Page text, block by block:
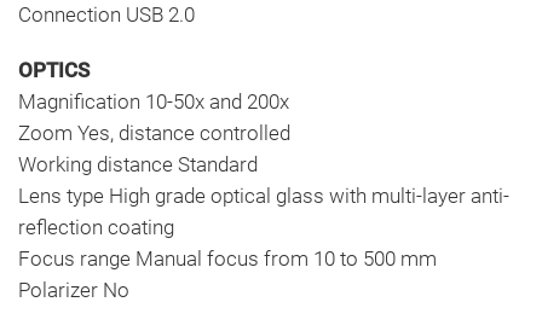
Connection USB 2.0
OPTICS
Magnification 10-50x and 200x
Zoom Yes, distance controlled
Working distance Standard
Lens type High grade optical glass with multi-layer anti-
reflection coating
Focus range Manual focus from 10 to 500 mm
Polarizer No